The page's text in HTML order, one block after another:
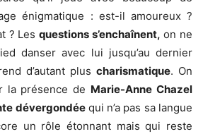
énigmatique : est-il amoureux ?
? Les questions s’enchaînent, on ne
danser avec lui jusqu’au dernier
d’autant plus charismatique. On
la présence de Marie-Anne Chazel
dévergondéequi n’a pas sa langue
un rôle étonnant mais qui reste